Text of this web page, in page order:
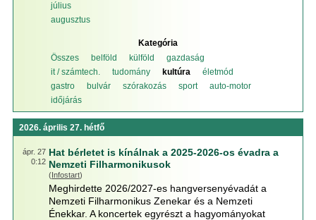
július
augusztus
Kategória
Összes
belföld külföld
gazdaság
it / számtech.
tudomány kultúra
életmód
gastro
bulvár szórakozás sport
auto-motor
időjárás
2026. április 27. hétfő
ápr. 27
0:12
Hat bérletet is kínálnak a 2025-2026-os évadra a
Nemzeti Filharmonikusok
(Infostart)
Meghirdette 2026/2027-es hangversenyévadát a
Nemzeti Filharmonikus Zenekar és a Nemzeti
Énekkar. A koncertek egyrészt a hagyományokat